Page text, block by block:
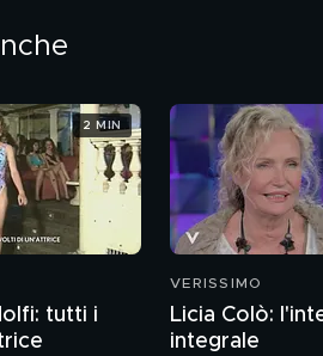
tutti i
2 MIN
VERISSIMO
Licia Colò:
integrale